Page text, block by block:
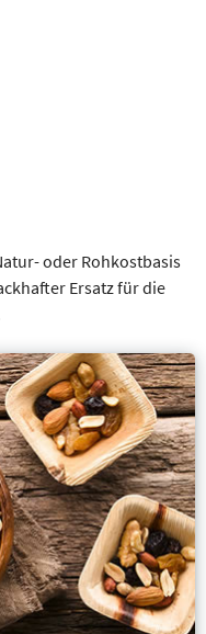
oder Rohkostbasis
Ersatz für die